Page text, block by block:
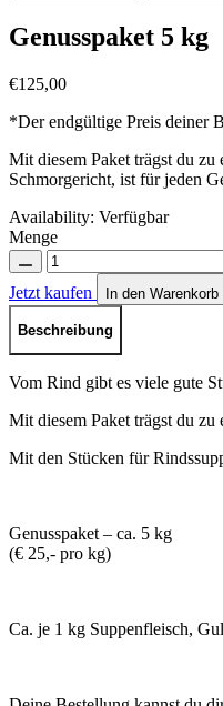
Genusspaket 5 kg
€125,00
*Der endgültige Preis deiner
Mit diesem Paket trägst du
Schmorgericht, ist für jeden
Availability: Verfügbar
Menge
Jetzt kaufen In den Warenkorb
Beschreibung
Vom Rind gibt es viele gute
Mit diesem Paket trägst du
Mit den Stücken für
Genusspaket – ca. 5 kg
(€ 25,- pro kg)
Ca. je 1 kg Suppenfleisch,